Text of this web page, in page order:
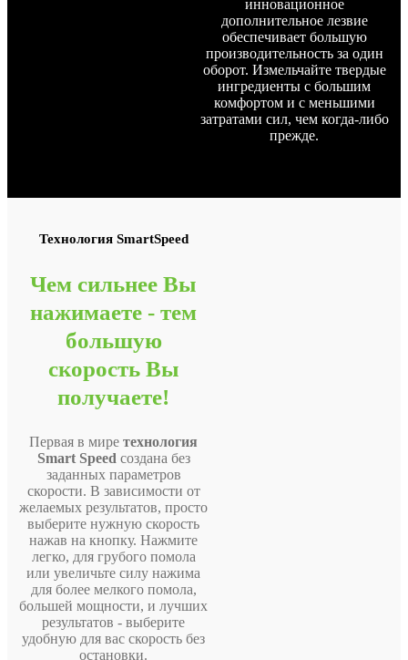
инновационное
дополнительное лезвие
обеспечивает большую
производительность за один
оборот. Измельчайте твердые
ингредиенты с большим
комфортом и с меньшими
затратами сил, чем когда-либо
прежде.
Технология SmartSpeed
Чем сильнее Вы
нажимаете - тем
большую
скорость Вы
получаете!
Первая в миретехнология
Smart Speed создана без
заданных параметров
скорости. В зависимости от
желаемых результатов, просто
выберите нужную скорость
нажав на кнопку. Нажмите
легко, для грубого помола
или увеличьте силу нажима
для более мелкого помола,
большей мощности, и лучших
результатов - выберите
удобную для вас скорость без
остановки.